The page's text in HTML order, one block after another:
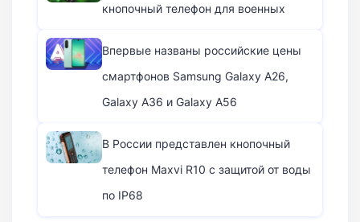
кнопочный телефон для военных
Впервые названы российские цены
смартфонов Samsung Galaxy A26,
Galaxy A36 и Galaxy A56
В России представлен кнопочный
телефон Maxvi R10 с защитой от воды
по IP68